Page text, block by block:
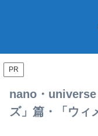
PR
nano・universe
ズ」篇・「ウィ